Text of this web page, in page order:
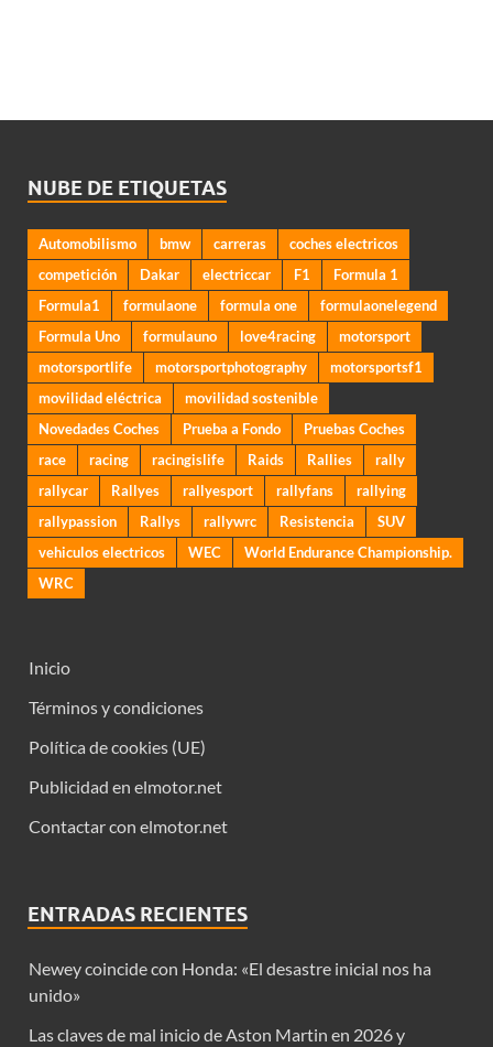
NUBE DE ETIQUETAS
Automobilismo bmw carreras
coches electricos
competición
Dakar electriccar F1
Formula 1
Formula1
formulaone formula one
formulaonelegend
Formula Uno
formulauno love4racing
motorsport
motorsportlife
motorsportphotography
motorsportsf1
movilidad eléctrica
movilidad sostenible
Novedades Coches
Prueba a Fondo
Pruebas Coches
race
racing racingislife Raids Rallies
rally
rallycar
Rallyes rallyesport rallyfans
rallying
rallypassion
Rallys rallywrc Resistencia
SUV
vehiculos electricos
WEC
World Endurance Championship.
WRC
Inicio
Términos y condiciones
Política de cookies (UE)
Publicidad en elmotor.net
Contactar con elmotor.net
ENTRADAS RECIENTES
Newey coincide con Honda: «El desastre inicial nos ha
unido»
Las claves de mal inicio de Aston Martin en 2026 y